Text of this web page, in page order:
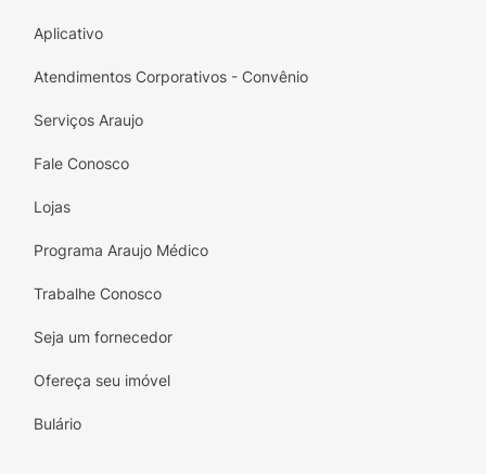
apertam.
Praticidade:
Vermelho
Aplicativo
Atendimentos Corporativos - Convênio
Serviços Araujo
Fale Conosco
Lojas
Programa Araujo Médico
Trabalhe Conosco
Seja um fornecedor
Ofereça seu imóvel
Bulário